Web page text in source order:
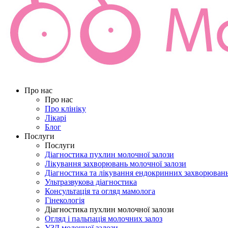
Про нас
Про нас
Про клініку
Лікарі
Блог
Послуги
Послуги
Діагностика пухлин молочної залози
Лікування захворювань молочної залози
Діагностика та лікування ендокринних
Ультразвукова діагностика
Консультація та огляд мамолога
Гінекологія
Діагностика пухлин молочної залози
Огляд і пальпація молочних залоз